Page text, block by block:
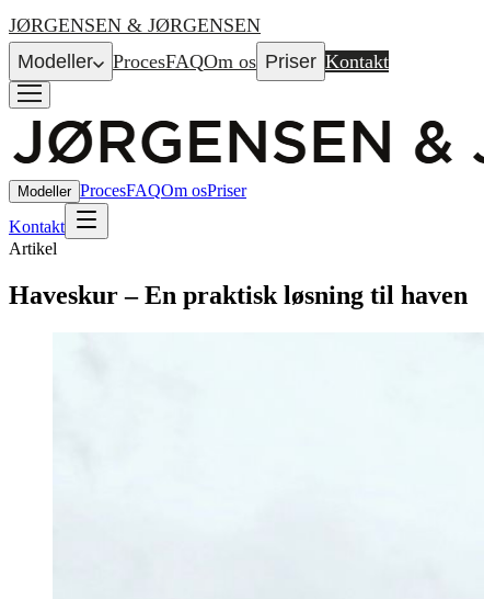
JØRGENSEN & JØRGENSEN
Modeller
ProcesFAQOm os Priser Kontakt
Modeller ProcesFAQOm osPriser
Kontakt
Artikel
Haveskur – En praktisk løsning til haven